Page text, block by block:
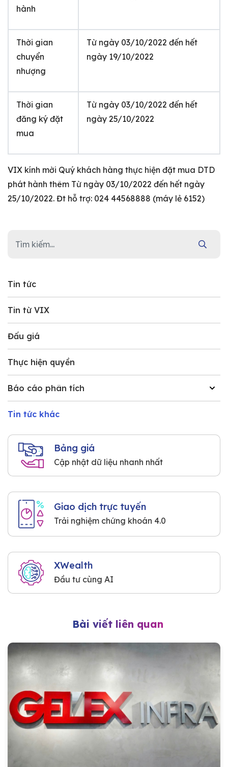
Tin tức
Tin từ VIX
Đấu giá
Thực hiện quyền
Báo cáo phân tích
Tin tức khác
Bảng giá
Cập nhật dữ liệu nhanh nhất
Giao dịch trực tuyến
Trải nghiệm chứng khoán 4.0
XWealth
Đầu tư cùng AI
hành
Thời gian
chuyển
nhượng
Từ ngày 03/10/2022 đến hết
ngày 19/10/2022
Thời gian
đăng ký đặt
mua
Từ ngày 03/10/2022 đến hết
ngày 25/10/2022
VIX kính mời Quý khách hàng thực hiện đặt mua DTD
phát hành thêm Từ ngày 03/10/2022 đến hết ngày
25/10/2022. Đt hỗ trợ: 024 44568888 (máy lẻ 6152)
Bài viết liên quan